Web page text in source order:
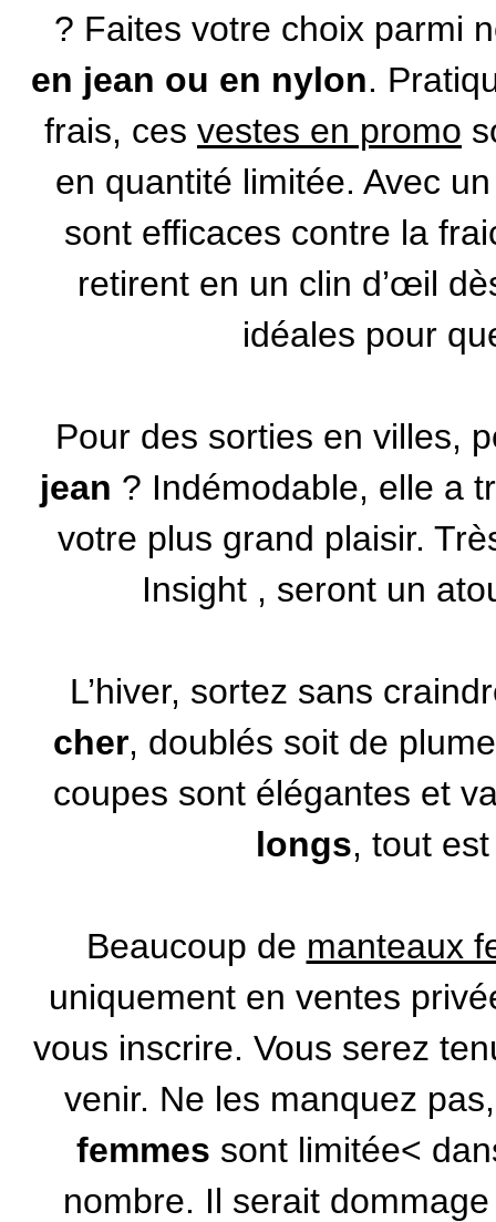
? Faites votre choix parmi
en jean ou en nylon.
frais, ces vestes en promo
en quantité limitée. Avec
sont efficaces contre la
retirent en un clin d’œil
idéales pour
Pour des sorties en villes,
jean ? Indémodable, elle a
votre plus grand plaisir.
Insight , seront un
L’hiver, sortez sans
cher, doublés soit de
coupes sont élégantes et
longs, tout
Beaucoup de manteaux
uniquement en ventes
vous inscrire. Vous serez
venir. Ne les manquez
femmes sont limitée<
nombre. Il serait